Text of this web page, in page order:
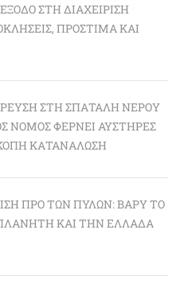
ΣΤΗ ΔΙΑΧΕΊΡΙΣΗ
ΠΡΌΣΤΙΜΑ ΚΑΙ
ΣΤΗ ΣΠΑΤΆΛΗ ΝΕΡΟΎ
ΝΌΜΟΣ ΦΈΡΝΕΙ ΑΥΣΤΗΡΈΣ
ΚΑΤΑΝΆΛΩΣΗ
ΠΡΟ ΤΩΝ ΠΥΛΏΝ: BΑΡΎ ΤΟ
ΚΑΙ ΤΗΝ ΕΛΛΆΔΑ